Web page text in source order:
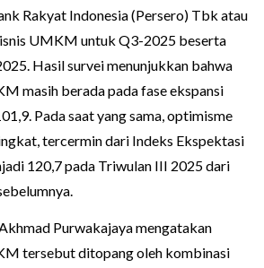
Rakyat Indonesia (Persero) Tbk atau
UMKM untuk Q3-2025 beserta
Hasil survei menunjukkan bahwa
masih berada pada fase ekspansi
Pada saat yang sama, optimisme
tercermin dari Indeks Ekspektasi
120,7 pada Triwulan III 2025 dari
Purwakajaya mengatakan
tersebut ditopang oleh kombinasi